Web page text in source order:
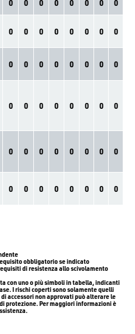
0 0 0 0 0 0 0 0
0 0 0 0 0 0 0 0
0 0 0 0 0 0 0 0
0 0 0 0 0 0 0 0
0 0 0 0 0 0 0 0
0 0 0 0 0 0 0 0
obbligatorio se indicato
di resistenza allo scivolamento
con uno o più simboli in tabella, indicanti
I rischi coperti sono solamente quelli
accessori non approvati può alterare le
protezione. Per maggiori informazioni è